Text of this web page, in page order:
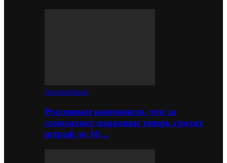
Автомобили
Россиянам напомнили, что за
самозахват парковки теперь грозит
штраф до 10…